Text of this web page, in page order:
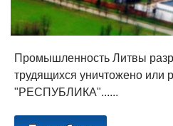
Промышленность Литвы
трудящихся уничтожено или
"РЕСПУБЛИКА"......